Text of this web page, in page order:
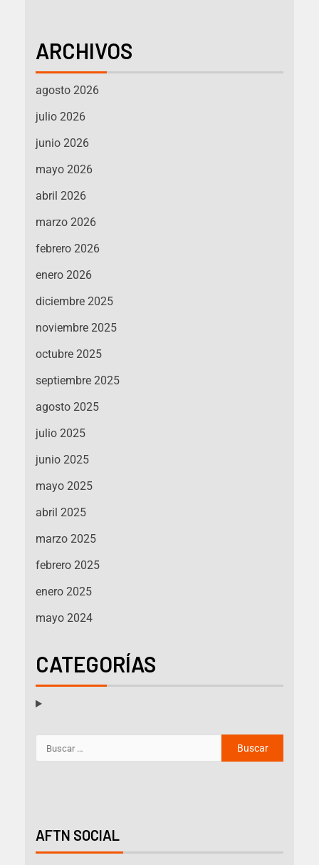
ARCHIVOS
agosto 2026
julio 2026
junio 2026
mayo 2026
abril 2026
marzo 2026
febrero 2026
enero 2026
diciembre 2025
noviembre 2025
octubre 2025
septiembre 2025
agosto 2025
julio 2025
junio 2025
mayo 2025
abril 2025
marzo 2025
febrero 2025
enero 2025
mayo 2024
CATEGORÍAS
AFTN SOCIAL